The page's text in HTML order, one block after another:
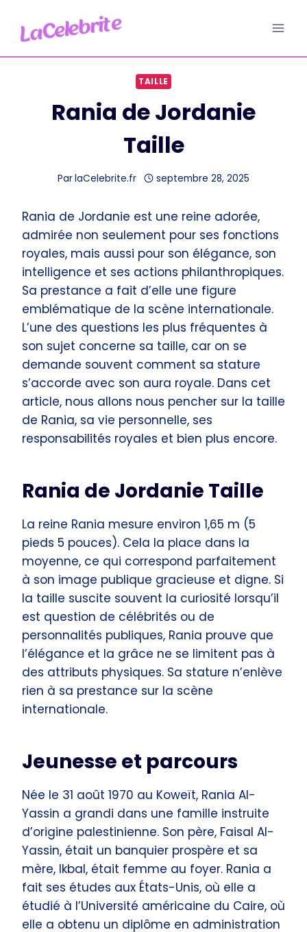
contenu
TAILLE
Rania de Jordanie
Taille
ParlaCelebrite.fr septembre 28, 2025
Rania de Jordanie est une reine adorée,
admirée non seulement pour ses fonctions
royales, mais aussi pour son élégance, son
intelligence et ses actions philanthropiques.
Sa prestance a fait d’elle une figure
emblématique de la scène internationale.
L’une des questions les plus fréquentes à
son sujet concerne sa taille, car on se
demande souvent comment sa stature
s’accorde avec son aura royale. Dans cet
article, nous allons nous pencher sur la taille
de Rania, sa vie personnelle, ses
responsabilités royales et bien plus encore.
Rania de Jordanie Taille
La reine Rania mesure environ 1,65 m (5
pieds 5 pouces). Cela la place dans la
moyenne, ce qui correspond parfaitement
à son image publique gracieuse et digne. Si
la taille suscite souvent la curiosité lorsqu’il
est question de célébrités ou de
personnalités publiques, Rania prouve que
l’élégance et la grâce ne se limitent pas à
des attributs physiques. Sa stature n’enlève
rien à sa prestance sur la scène
internationale.
Jeunesse et parcours
Née le 31 août 1970 au Koweït, Rania Al-
Yassin a grandi dans une famille instruite
d’origine palestinienne. Son père, Faisal Al-
Yassin, était un banquier prospère et sa
mère, Ikbal, était femme au foyer. Rania a
fait ses études aux États-Unis, où elle a
étudié à l’Université américaine du Caire, où
elle a obtenu un diplôme en administration